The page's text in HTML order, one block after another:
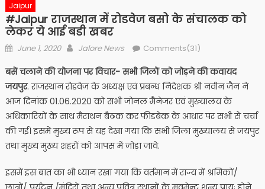
Jaipur
#Jaipur राजस्थान में रोडवेज बसो के संचालक को
लेकर ये आई बडी खबर
Posted
June 1, 2020 Author
Jalore News Comments(31)
बसें चलाने की योजना पर विचार- सभी जिलों को जोड़ने की कवायद
जयपुर. राजस्थान रोडवेज के अध्यक्ष एवं प्रबन्ध निदेशक श्री नवीन जैन ने
आज दिनांक 01.06.2020 को सभी जोनल मैनेजर एवं मुख्यालय के
अधिकारियों के साथ मैराथन बैठक कर फीडबेक के आधार पर सभी से चर्चा
की गई। इसमें मुख्य रूप से यह देखा गया कि सभी जिला मुख्यालय से जयपुर
तथा मुख्य मुख्य शहरों को आपस में जोड़ा जावे.
इसमें इस बात का भी ध्यान रखा गया कि वर्तमान में राज्य में श्रमिकों/